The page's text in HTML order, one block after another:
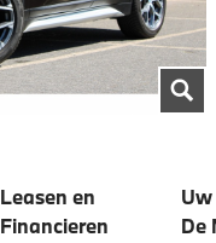
Leasen en
Financieren
De